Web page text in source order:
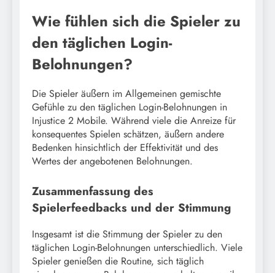
Wie fühlen sich die Spieler zu
den täglichen Login-
Belohnungen?
Die Spieler äußern im Allgemeinen gemischte
Gefühle zu den täglichen Login-Belohnungen in
Injustice 2 Mobile. Während viele die Anreize für
konsequentes Spielen schätzen, äußern andere
Bedenken hinsichtlich der Effektivität und des
Wertes der angebotenen Belohnungen.
Zusammenfassung des
Spielerfeedbacks und der Stimmung
Insgesamt ist die Stimmung der Spieler zu den
täglichen Login-Belohnungen unterschiedlich. Viele
Spieler genießen die Routine, sich täglich